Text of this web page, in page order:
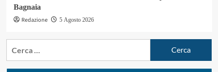
Bagnaia
Redazione
5 Agosto 2026